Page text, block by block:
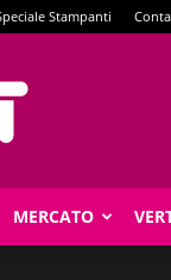
Stampanti
MERCATO